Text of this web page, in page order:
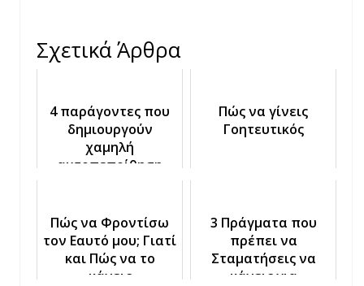
Σχετικά Άρθρα
4 παράγοντες που
δημιουργούν
χαμηλή
αυτοπεποίθηση
Πώς να γίνεις
Γοητευτικός
Πώς να Φροντίσω
τον Εαυτό μου; Γιατί
και Πώς να το
κάνεις
3 Πράγματα που
πρέπει να
Σταματήσεις να
κάνεις για